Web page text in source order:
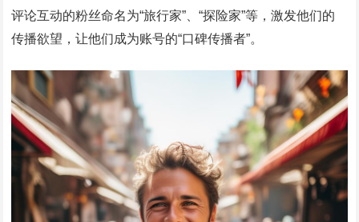
评论互动的粉丝命名为“旅行家”、“探险家”等，激发他们的
传播欲望，让他们成为账号的“口碑传播者”。